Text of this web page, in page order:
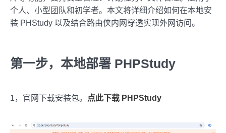
个人、小型团队和初学者。本文将详细介绍如何在本地安
装 PHStudy 以及结合路由侠内网穿透实现外网访问。
第一步，本地部署 PHPStudy
1，官网下载安装包。 点此下载 PHPStudy